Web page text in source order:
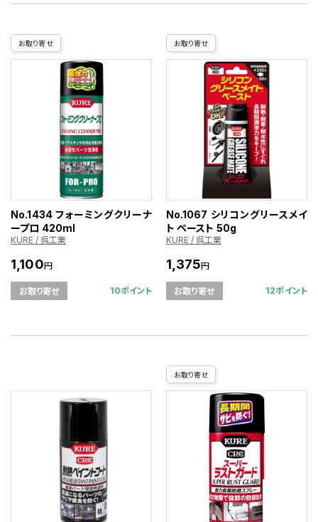
お取り寄せ
No.1434 フォーミングクリーナ
ープロ 420ml
KURE / 呉工業
1,100円
お取り寄せ 10ポイント
お取り寄せ
No.1067 シリコングリースメイ
ト ペースト 50g
KURE / 呉工業
1,375円
お取り寄せ 12ポイント
お取り寄せ